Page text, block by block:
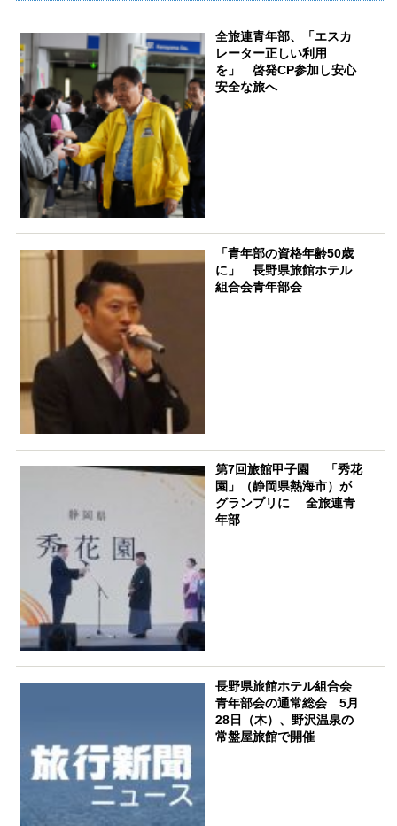
全旅連青年部、「エスカ
レーター正しい利用
を」 啓発CP参加し安心
安全な旅へ
「青年部の資格年齢50歳
に」 長野県旅館ホテル
組合会青年部会
第7回旅館甲子園 「秀花
園」（静岡県熱海市）が
グランプリに 全旅連青
年部
長野県旅館ホテル組合会
青年部会の通常総会 5月
28日（木）、野沢温泉の
常盤屋旅館で開催